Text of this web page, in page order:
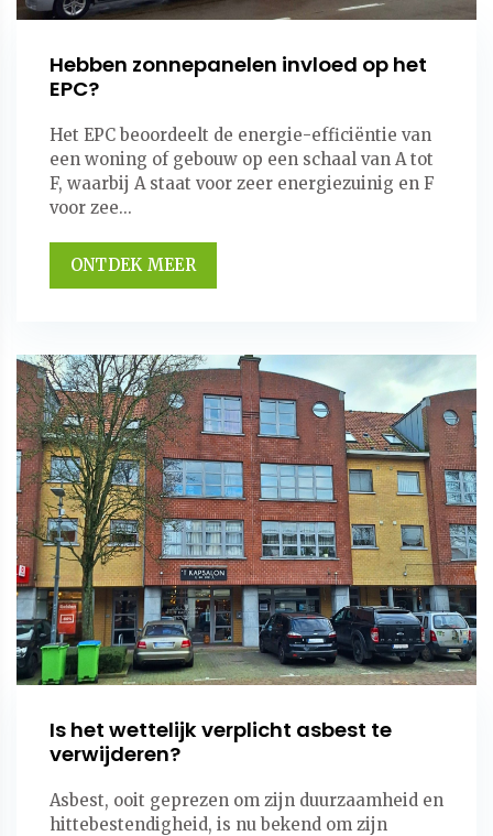
Hebben zonnepanelen invloed op het
EPC?
Het EPC beoordeelt de energie-efficiëntie van
een woning of gebouw op een schaal van A tot
F, waarbij A staat voor zeer energiezuinig en F
voor zee...
ONTDEK MEER
Is het wettelijk verplicht asbest te
verwijderen?
Asbest, ooit geprezen om zijn duurzaamheid en
hittebestendigheid, is nu bekend om zijn